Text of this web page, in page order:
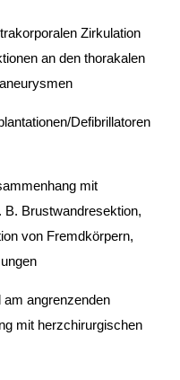
Zirkulation
an den thorakalen
Defibrillatoren
mit
B. Brustwandresektion,
von Fremdkörpern,
am angrenzenden
mit herzchirurgischen